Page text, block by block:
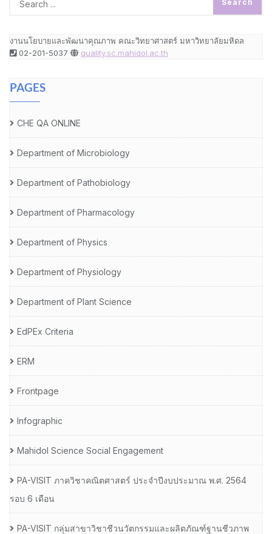
งานนโยบายและพัฒนาคุณภาพ คณะวิทยาศาสตร์ มหาวิทยาลัยมหิดล
02-201-5037
quality.sc.mahidol.ac.th
PAGES
CHE QA ONLINE
Department of Microbiology
Department of Pathobiology
Department of Pharmacology
Department of Physics
Department of Physiology
Department of Plant Science
EdPEx Criteria
ERM
Frontpage
Infographic
Mahidol Science Social Engagement
PA-VISIT ภาควิชาคณิตศาสตร์ ประจำปีงบประมาณ พ.ศ. 2564
รอบ 6 เดือน
PA-VISIT กลุ่มสาขาวิชาชีวนวัตกรรมและผลิตภัณฑ์ฐานชีวภาพ